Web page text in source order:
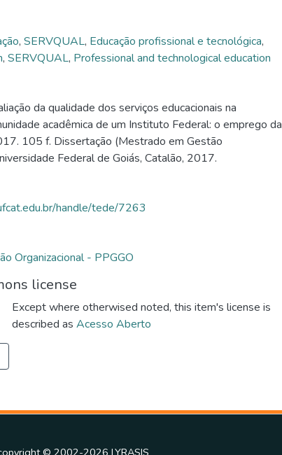
, SERVQUAL, Educação profissional e tecnológica,
, SERVQUAL, Professional and technological education
da qualidade dos serviços educacionais na
acadêmica de um Instituto Federal: o emprego da
105 f. Dissertação (Mestrado em Gestão
Federal de Goiás, Catalão, 2017.
handle/tede/7263
Organizacional - PPGGO
license
Except where otherwised noted, this item's license is
described as Acesso Aberto
© 2002-2026 LYRASIS